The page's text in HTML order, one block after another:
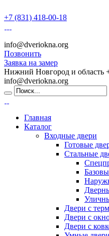
+7 (831) 418-00-18
info@dveriokna.org
Позвонить
Заявка на замер
Нижний Новгород и область
info@dveriokna.org
Главная
Каталог
Входные двери
Готовые
Стальные
Двери с
Двери с
Двери с